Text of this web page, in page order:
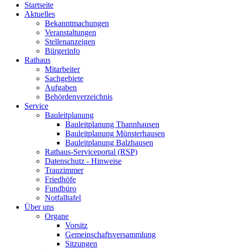
Startseite
Aktuelles
Bekanntmachungen
Veranstaltungen
Stellenanzeigen
Bürgerinfo
Rathaus
Mitarbeiter
Sachgebiete
Aufgaben
Behördenverzeichnis
Service
Bauleitplanung
Bauleitplanung Thannhausen
Bauleitplanung Münsterhausen
Bauleitplanung Balzhausen
Rathaus-Serviceportal (RSP)
Datenschutz - Hinweise
Trauzimmer
Friedhöfe
Fundbüro
Notfalltafel
Über uns
Organe
Vorsitz
Gemeinschaftsversammlung
Sitzungen